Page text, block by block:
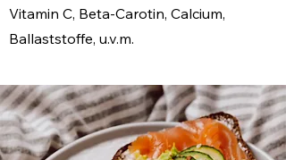
Vitamin C, Beta-Carotin, Calcium,
Ballaststoffe, u.v.m.